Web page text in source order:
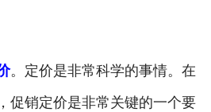
。定价是非常科学的事情。在
促销定价是非常关键的一个要